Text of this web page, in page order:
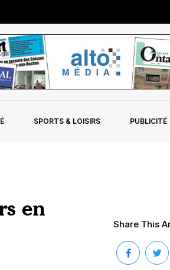
SPORTS & LOISIRS PUBLICITÉ
en
Share This